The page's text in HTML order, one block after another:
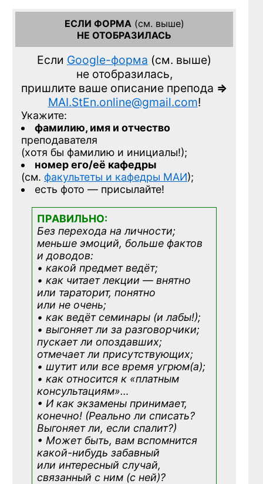
ЕСЛИ ФОРМА (см. выше)
НЕ ОТОБРАЗИЛАСЬ
Если Google-форма (см. выше)
не отобразилась,
пришлите ваше описание препода =>
MAI.StEn.online@gmail.com!
Укажите:
фамилию, имя и отчество
преподавателя
(хотя бы фамилию и инициалы!);
номер его/её кафедры
(см. факультеты и кафедры МАИ);
есть фото — присылайте!
ПРАВИЛЬНО:
Без перехода на личности;
меньше эмоций, больше фактов
и доводов:
• какой предмет ведёт;
• как читает лекции — внятно
или тараторит, понятно
или не очень;
• как ведёт семинары (и лабы!);
• выгоняет ли за разговорчики;
пускает ли опоздавших;
отмечает ли присутствующих;
• шутит или все время угрюм(а);
• как относится к «платным
консультациям»…
• И как экзамены принимает,
конечно! (Реально ли списать?
Выгоняет ли, если спалит?)
• Может быть, вам вспомнится
какой-нибудь забавный
или интересный случай,
связанный с ним (с ней)?